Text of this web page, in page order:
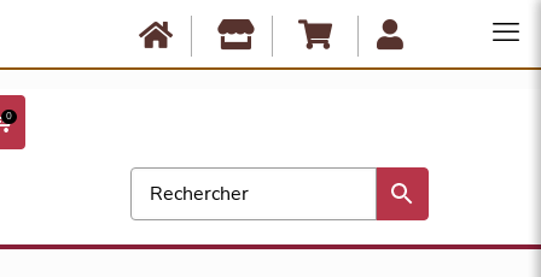
Anbassa est fermé du 10 août au 17 août. Les commandes ne seront
expédiées qu'à partir du 18 août. Bonnes vacances !
0